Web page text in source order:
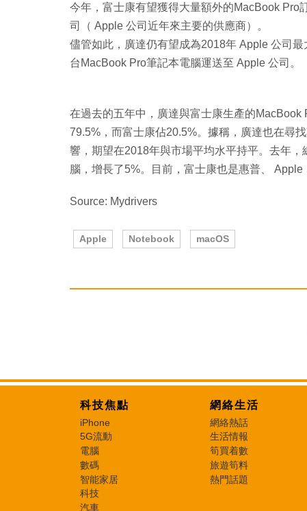
今年，富士康有望獲得大量額外的MacBook Pro
司（ Apple 公司近年來主要的供應商）。
儘管如此，廣達仍有望成為2018年 Apple 公司
台MacBook Pro筆記本電腦運送至 Apple 公司。
在過去的五年中，廣達與富士康生產的
79.5%，而富士康佔20.5%。據稱，廣達也在尋
響，期望在2018年與市場平均水平持平。去年
腦，增長了5%。目前，富士康也是惠普、 Apple
Source: Mydrivers
Apple Notebook macOS
科技焦點
iPhone
5G流動
電腦
數碼
智能家居
科技
汽車
網絡生活
網絡熱話
生活情報
筍買着數
旅遊筍料
熱門話題